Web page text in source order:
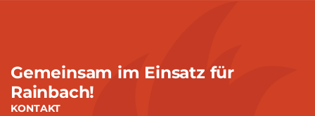
Gemeinsam im Einsatz für
Rainbach!
KONTAKT